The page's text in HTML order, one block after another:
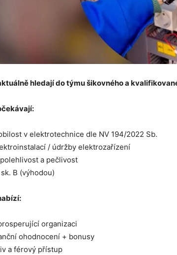
hledají do týmu šikovného a
v elektrotechnice dle NV 194/2022 Sb.
/ údržby elektrozařízení
a pečlivost
B (výhodou)
organizaci
ohodnocení + bonusy
a férový přístup